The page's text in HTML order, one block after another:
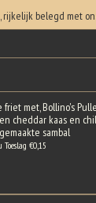
rijkelijk belegd met
friet met, Bollino's
cheddar kaas en
sambal
€0,15